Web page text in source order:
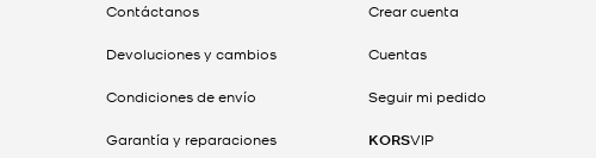
Contáctanos
Devoluciones y cambios
Condiciones de envío
Garantía y reparaciones
Crear cuenta
Cuentas
Seguir mi pedido
KORSVIP